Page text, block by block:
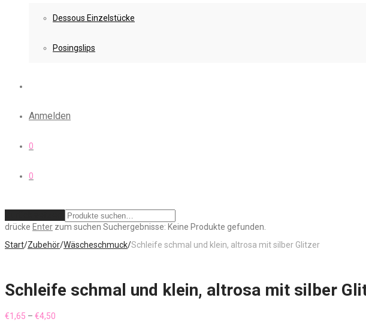
Dessous Einzelstücke
Posingslips
Anmelden
0
0
drücke Enter zum suchen Suchergebnisse: Keine Produkte gefunden.
Start/Zubehör/Wäscheschmuck/Schleife schmal und klein, altrosa mit silber Glitzer
Schleife schmal und klein, altrosa mit silber
€1,65 – €4,50